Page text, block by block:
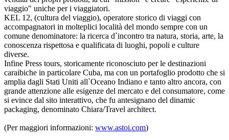
viaggio" uniche per i viaggiatori.
KEL 12, (cultura del viaggio), operatore storico di viaggi con
accompagnatori in molteplici località del mondo sempre con un
comune denominatore: la ricerca d`incontro tra natura, storia, arte, la
conoscenza rispettosa e qualificata di luoghi, popoli e culture
diverse.
Infine Press tours, storicamente riconosciuto per le destinazioni
caraibiche in particolare Cuba, ma con un portafoglio prodotto che si
amplia dagli Stati Uniti all`Oceano Indiano e tanto altro ancora, con
grande attenzione alle esigenze del mercato e del consumatore, come
si evince dal sito interattivo, che fu antesignano del dinamic
packaging, denominato Chiara/Travel architect.
(Per maggiori informazioni: www.astoi.com)